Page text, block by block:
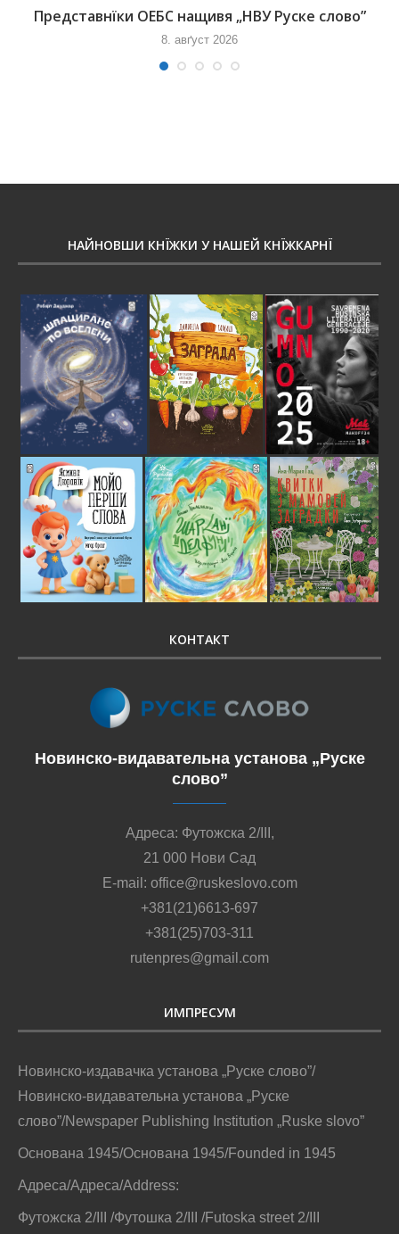
Представнїки ОЕБС нащивя „НВУ Руске слово”
8. авґуст 2026
НАЙНОВШИ КНЇЖКИ У НАШЕЙ КНЇЖКАРНЇ
КОНТАКТ
Новинско-видавательна установа „Руске
слово”
Адреса: Футожска 2/III,
21 000 Нови Сад
E-mail: office@ruskeslovo.com
+381(21)6613-697
+381(25)703-311
rutenpres@gmail.com
ИМПРЕСУМ
Новинско-издавачка установа „Руске слово”/
Новинско-видавательна установа „Руске
слово”/Newspaper Publishing Institution „Ruske slovo”
Основана 1945/Основана 1945/Founded in 1945
Адреса/Адреса/Address:
Футожска 2/III /Футошка 2/III /Futoska street 2/III